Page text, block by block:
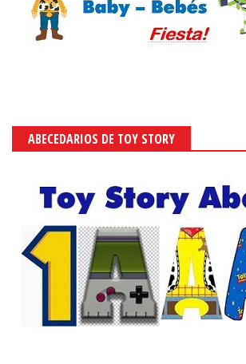
ABECEDARIOS DE TOY STORY